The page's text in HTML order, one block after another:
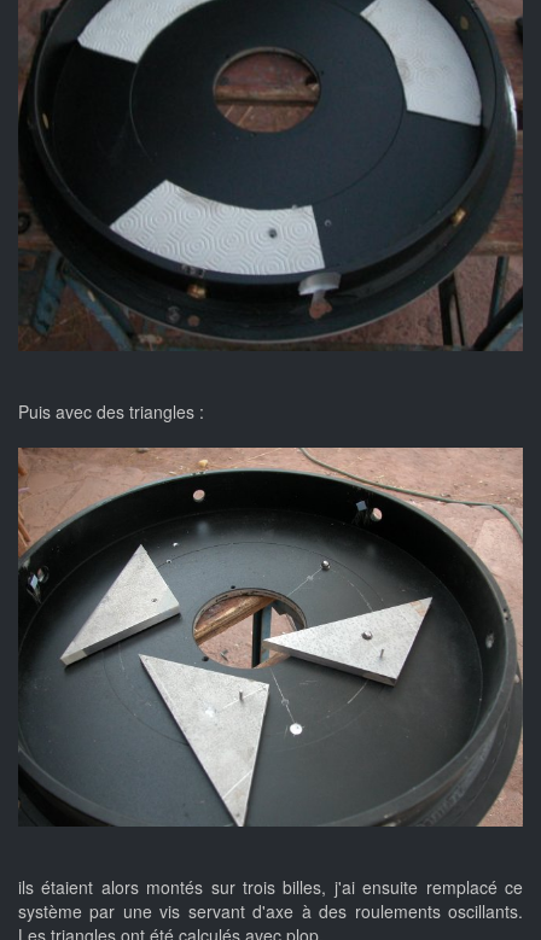
Puis avec des triangles :
ils étaient alors montés sur trois billes, j'ai ensuite remplacé ce
système par une vis servant d'axe à des roulements oscillants.
Les triangles ont été calculés avec plop.